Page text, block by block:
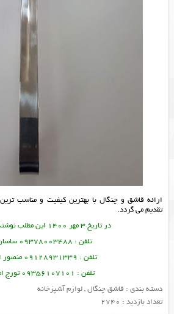
ارائه قاشق و چنگال با بهترین کیفیت و مناسب
تقدیم می گردد.
در تاریخ 3 مهر 1400 این مطلب نوشته شده است.
تلفن : 09378003488 ساسان پرتو
تلفن : 09128931339 منصور امین فر
تلفن : 09356107101 تورج امین فر
دسته بندی : قاشق چنگال,لوازم آشپزخانه
تعداد بازدید : 2740